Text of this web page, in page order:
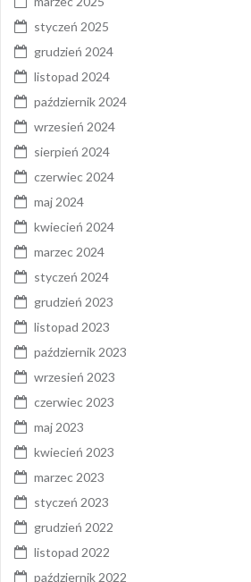
styczeń 2025
grudzień 2024
listopad 2024
październik 2024
wrzesień 2024
sierpień 2024
czerwiec 2024
maj 2024
kwiecień 2024
marzec 2024
styczeń 2024
grudzień 2023
listopad 2023
październik 2023
wrzesień 2023
czerwiec 2023
maj 2023
kwiecień 2023
marzec 2023
styczeń 2023
grudzień 2022
listopad 2022
październik 2022